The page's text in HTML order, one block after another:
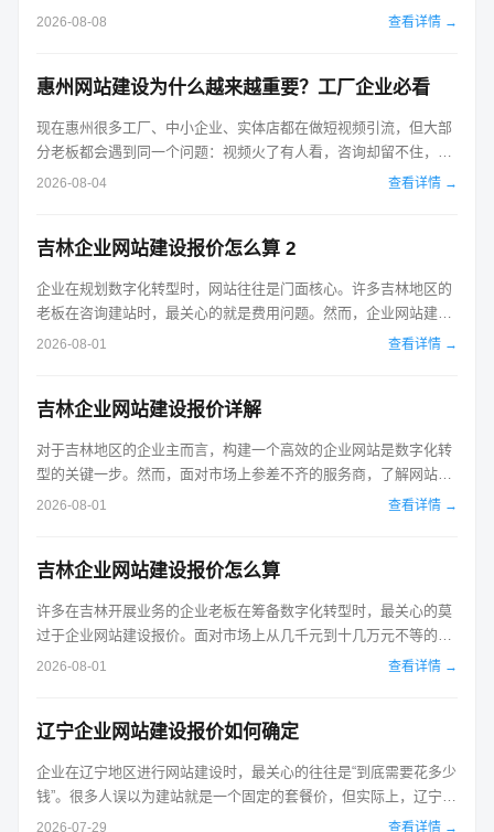
决定的综合结果。对于正在筹备建站的企业而言，理解背后的定价
心目的。如果仅仅是为了展示企业形...
2026-08-08 查看详情 →
惠州网站建设为什么越来越重要？工厂企业必看
现在惠州很多工厂、中小企业、实体店都在做短视频引流，但大部
分老板都会遇到同一个问题：视频火了有人看，咨询却留不住，客
户看完转头就忘。其实真正能把客户留住、把生意稳住的核心，还
推荐 俊龙 短视频、朋友圈、...
2026-08-04 查看详情 →
吉林企业网站建设报价怎么算 2
企业在规划数字化转型时，网站往往是门面核心。许多吉林地区的
老板在咨询建站时，最关心的就是费用问题。然而，企业网站建设
的报价并非一个固定的数字，它受到功能复杂度、设计定制程度、
的是，网站建设的成本主要由人...
2026-08-01 查看详情 →
吉林企业网站建设报价详解
对于吉林地区的企业主而言，构建一个高效的企业网站是数字化转
型的关键一步。然而，面对市场上参差不齐的服务商，了解网站建
设报价的真实构成至关重要。报价并非单一数字，而是由需求复杂
逻辑与适用场景均有显著差异。 ...
2026-08-01 查看详情 →
吉林企业网站建设报价怎么算
许多在吉林开展业务的企业老板在筹备数字化转型时，最关心的莫
过于企业网站建设报价。面对市场上从几千元到十几万元不等的不
透明报价，往往会让决策者感到困惑。要厘清这一笔开支，首先需
度，直接决定了最终的投入成本。...
2026-08-01 查看详情 →
辽宁企业网站建设报价如何确定
企业在辽宁地区进行网站建设时，最关心的往往是“到底需要花多少
钱”。很多人误以为建站就是一个固定的套餐价，但实际上，辽宁企
业网站建设报价是一个高度定制化的过程，受功能复杂度、设计等
2026-07-29 查看详情 →